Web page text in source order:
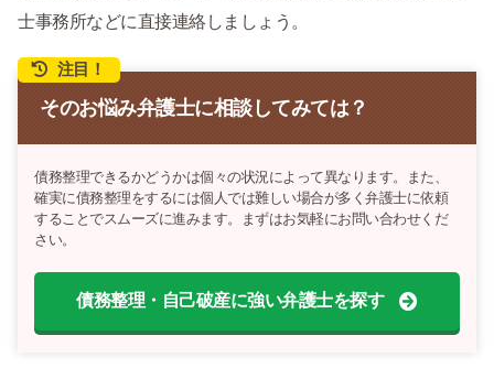
士事務所などに直接連絡しましょう。
注目！
そのお悩み弁護士に相談してみては？
債務整理できるかどうかは個々の状況によって異なります。また、
確実に債務整理をするには個人では難しい場合が多く弁護士に依頼
することでスムーズに進みます。まずはお気軽にお問い合わせくだ
さい。
債務整理・自己破産に強い弁護士を探す